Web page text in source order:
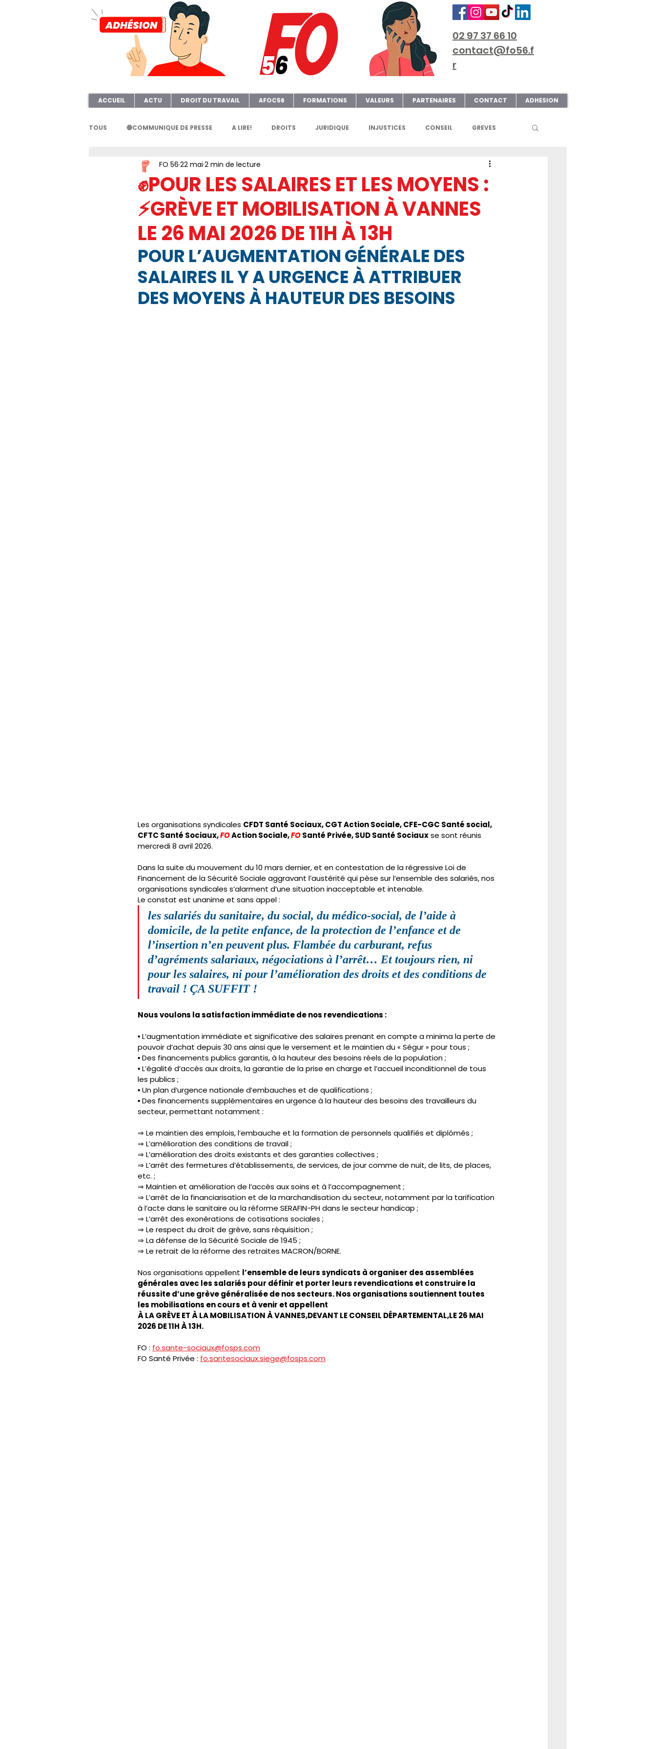
02 97 37 66 10
contact@fo56.f
r
ACCUEIL ACTU DROIT DU TRAVAIL AFOC56 FORMATIONS VALEURS PARTENAIRES CONTACT ADHESION
TOUS 🔴COMMUNIQUE DE PRESSE A LIRE! DROITS JURIDIQUE INJUSTICES CONSEIL GREVES
FORMATION AFOC56 AGENDA FGTAFO ART & CULTURE
ELECTION TPE Questionnaire AFOC Sondage Dates Formations Syndicales ELECTIONS
JOURNAL FO56
HANDICAP FO ADAPEI 56
✊POUR LES SALAIRES ET LES MOYENS :
⚡GRÈVE ET MOBILISATION À VANNES
LE 26 MAI 2026 DE 11H À 13H
FO 56 22 mai 2 min de lecture
POUR L’AUGMENTATION GÉNÉRALE DES
SALAIRES IL Y A URGENCE À ATTRIBUER
DES MOYENS À HAUTEUR DES BESOINS
Les organisations syndicales CFDT Santé Sociaux, CGT Action Sociale, CFE-CGC Santé social,
CFTC Santé Sociaux, FO Action Sociale, FO Santé Privée, SUD Santé Sociaux se sont réunis
mercredi 8 avril 2026.
Dans la suite du mouvement du 10 mars dernier, et en contestation de la régressive Loi de
Financement de la Sécurité Sociale aggravant l’austérité qui pèse sur l’ensemble des salariés, nos
organisations syndicales s’alarment d’une situation inacceptable et intenable.
Le constat est unanime et sans appel :
les salariés du sanitaire, du social, du médico-social, de l’aide à
domicile, de la petite enfance, de la protection de l’enfance et de
l’insertion n’en peuvent plus. Flambée du carburant, refus
d’agréments salariaux, négociations à l’arrêt… Et toujours rien, ni
pour les salaires, ni pour l’amélioration des droits et des conditions de
travail ! ÇA SUFFIT !
Nous voulons la satisfaction immédiate de nos revendications :
▪ L’augmentation immédiate et significative des salaires prenant en compte a minima la perte de
pouvoir d’achat depuis 30 ans ainsi que le versement et le maintien du « Ségur » pour tous ;
▪ Des financements publics garantis, à la hauteur des besoins réels de la population ;
▪ L’égalité d’accès aux droits, la garantie de la prise en charge et l’accueil inconditionnel de tous
les publics ;
▪ Un plan d’urgence nationale d’embauches et de qualifications ;
▪ Des financements supplémentaires en urgence à la hauteur des besoins des travailleurs du
secteur, permettant notamment :
⇒ Le maintien des emplois, l’embauche et la formation de personnels qualifiés et diplômés ;
⇒ L’amélioration des conditions de travail ;
⇒ L’amélioration des droits existants et des garanties collectives ;
⇒ L’arrêt des fermetures d’établissements, de services, de jour comme de nuit, de lits, de places,
etc. ;
⇒ Maintien et amélioration de l’accès aux soins et à l’accompagnement ;
⇒ L’arrêt de la financiarisation et de la marchandisation du secteur, notamment par la tarification
à l’acte dans le sanitaire ou la réforme SERAFIN-PH dans le secteur handicap ;
⇒ L’arrêt des exonérations de cotisations sociales ;
⇒ Le respect du droit de grève, sans réquisition ;
⇒ La défense de la Sécurité Sociale de 1945 ;
⇒ Le retrait de la réforme des retraites MACRON/BORNE.
Nos organisations appellent l’ensemble de leurs syndicats à organiser des assemblées
générales avec les salariés pour définir et porter leurs revendications et construire la
réussite d’une grève généralisée de nos secteurs. Nos organisations soutiennent toutes
les mobilisations en cours et à venir et appellent
À LA GRÈVE ET À LA MOBILISATION À VANNES,DEVANT LE CONSEIL DÉPARTEMENTAL,LE 26 MAI
2026 DE 11H À 13H.
FO : fo.sante-sociaux@fosps.com
FO Santé Privée : fo.santesociaux.siege@fosps.com